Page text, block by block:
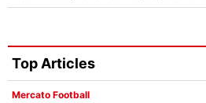
Top Articles
Mercato Football